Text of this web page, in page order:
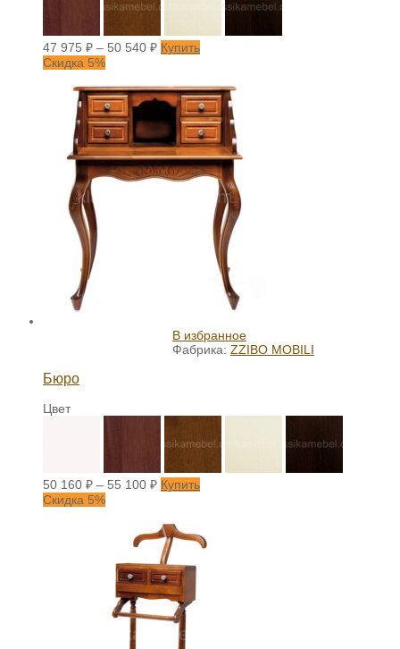
47 975 ₽ – 50 540 ₽ Купить
Скидка 5%
В избранное
Фабрика: ZZIBO MOBILI
Бюро
Цвет
50 160 ₽ – 55 100 ₽ Купить
Скидка 5%